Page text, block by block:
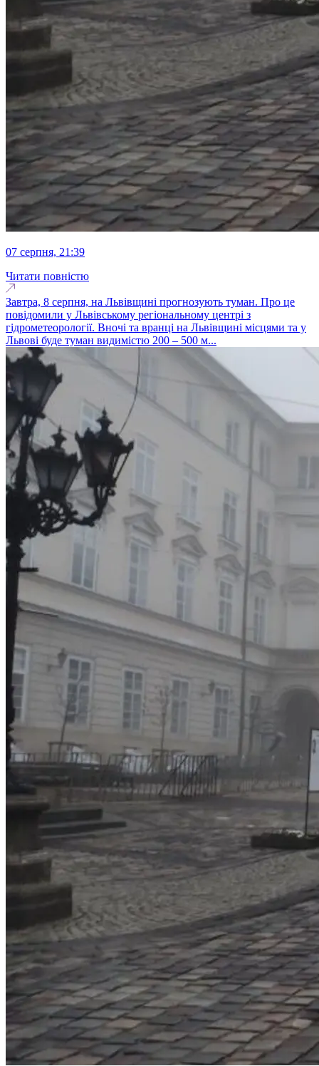
07 серпня, 21:39
Читати повністю
Завтра, 8 серпня, на Львівщині прогнозують туман. Про це
повідомили у Львівському регіональному центрі з
гідрометеорології. Вночі та вранці на Львівщині місцями та у
Львові буде туман видимістю 200 – 500 м...